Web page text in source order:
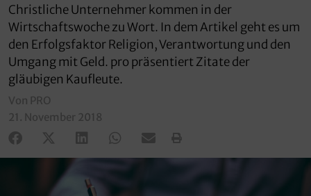
Christliche Unternehmer kommen in der
Wirtschaftswoche zu Wort. In dem Artikel geht es um
den Erfolgsfaktor Religion, Verantwortung und den
Umgang mit Geld. pro präsentiert Zitate der
gläubigen Kaufleute.
Von PRO
21. November 2018